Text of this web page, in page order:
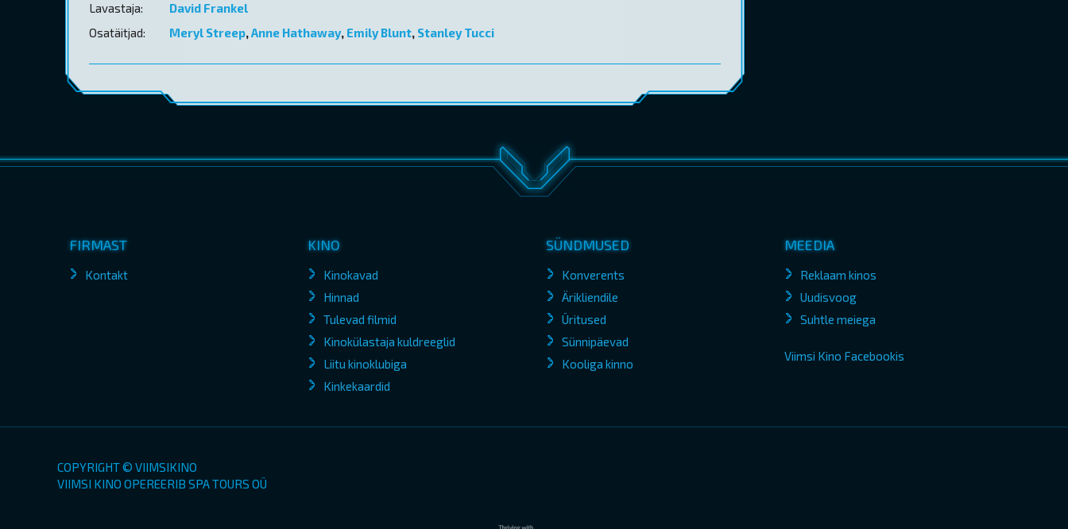
Lavastaja:
David Frankel
Osatäitjad:
Meryl Streep,Anne Hathaway, Emily Blunt, Stanley Tucci
FIRMAST
Kontakt
KINO
Kinokavad
Hinnad
Tulevad filmid
Kinokülastaja kuldreeglid
Liitu kinoklubiga
Kinkekaardid
SÜNDMUSED
Konverents
Ärikliendile
Üritused
Sünnipäevad
Kooliga kinno
MEEDIA
Reklaam kinos
Uudisvoog
Suhtle meiega
Viimsi Kino Facebookis
COPYRIGHT © VIIMSIKINO
VIIMSI KINO OPEREERIB SPA TOURS OÜ